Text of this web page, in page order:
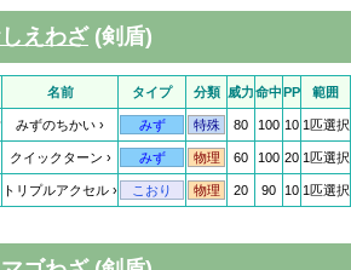
えわざ(剣盾)
名前 タイプ 分類 威力命中PP 範囲
みずのちかい みず 特殊 80 100 10 1匹選択
クイックターン みず 物理 60 100 20 1匹選択
トリプルアクセル こおり 物理 20 90 10 1匹選択